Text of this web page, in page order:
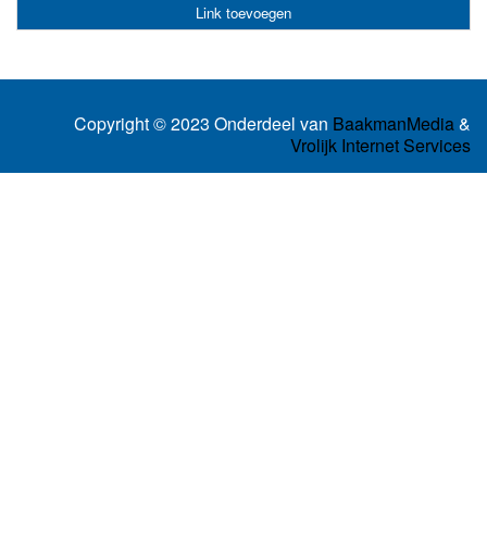
Link toevoegen
Copyright © 2023 Onderdeel van BaakmanMedia&
Vrolijk Internet Services